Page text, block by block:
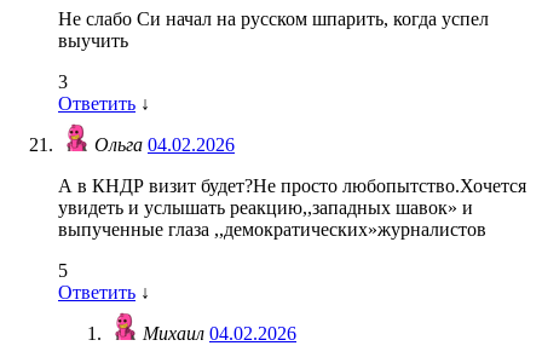
Не слабо Си начал на русском шпарить, когда успел
выучить
3
Ответить ↓
Ольга 04.02.2026
А в КНДР визит будет?Не просто любопытство.Хочется
увидеть и услышать реакцию,,западных шавок» и
выпученные глаза ,,демократических»журналистов
5
Ответить ↓
Михаил 04.02.2026